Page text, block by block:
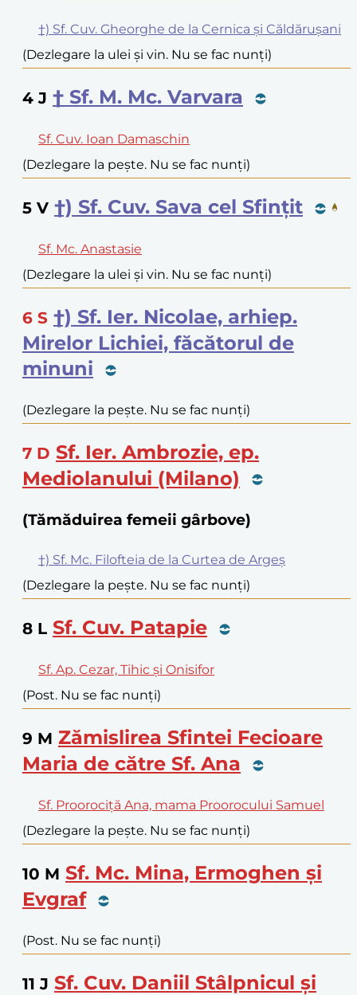
†) Sf. Cuv. Gheorghe de la Cernica și Căldărușani
(Dezlegare la ulei și vin. Nu se fac nunți)
4 J † Sf. M. Mc. Varvara
Sf. Cuv. Ioan Damaschin
(Dezlegare la pește. Nu se fac nunți)
5 V †) Sf. Cuv. Sava cel Sfințit
Sf. Mc. Anastasie
(Dezlegare la ulei și vin. Nu se fac nunți)
6 S †) Sf. Ier. Nicolae, arhiep.
Mirelor Lichiei, făcătorul de
minuni
(Dezlegare la pește. Nu se fac nunți)
7 D Sf. Ier. Ambrozie, ep.
Mediolanului (Milano)
(Tămăduirea femeii gârbove)
†) Sf. Mc. Filofteia de la Curtea de Argeș
(Dezlegare la pește. Nu se fac nunți)
8 L Sf. Cuv. Patapie
Sf. Ap. Cezar, Tihic și Onisifor
(Post. Nu se fac nunți)
9 M Zămislirea Sfintei Fecioare
Maria de către Sf. Ana
Sf. Proorociță Ana, mama Proorocului Samuel
(Dezlegare la pește. Nu se fac nunți)
10 M Sf. Mc. Mina, Ermoghen și
Evgraf
(Post. Nu se fac nunți)
11 J Sf. Cuv. Daniil Stâlpnicul și